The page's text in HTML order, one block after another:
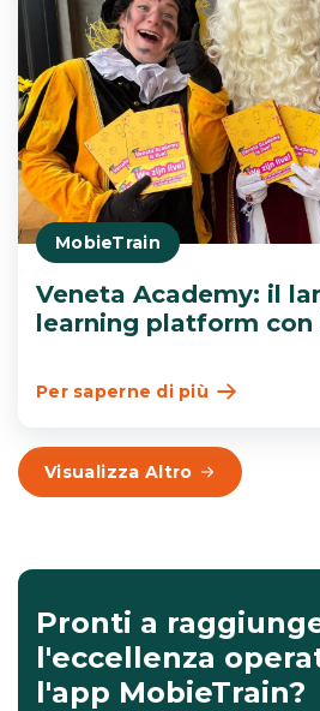
Pronti a
l'eccellenza
l'app MobieTrain?
MobieTrain
Veneta Academy: il
learning platform con
Per saperne di più
Visualizza Altro